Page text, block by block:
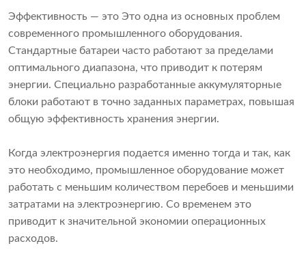
Эффективность — это Это одна из основных проблем
современного промышленного оборудования.
Стандартные батареи часто работают за пределами
оптимального диапазона, что приводит к потерям
энергии. Специально разработанные аккумуляторные
блоки работают в точно заданных параметрах, повышая
общую эффективность хранения энергии.
Когда электроэнергия подается именно тогда и так, как
это необходимо, промышленное оборудование может
работать с меньшим количеством перебоев и меньшими
затратами на электроэнергию. Со временем это
приводит к значительной экономии операционных
расходов.